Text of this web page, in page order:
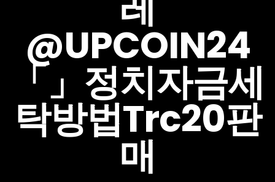
@UPCOIN24
「」정치자금세
탁방법trc20판
매